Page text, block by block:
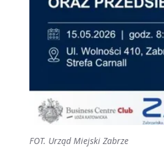
FOT. Urząd Miejski Zabrze